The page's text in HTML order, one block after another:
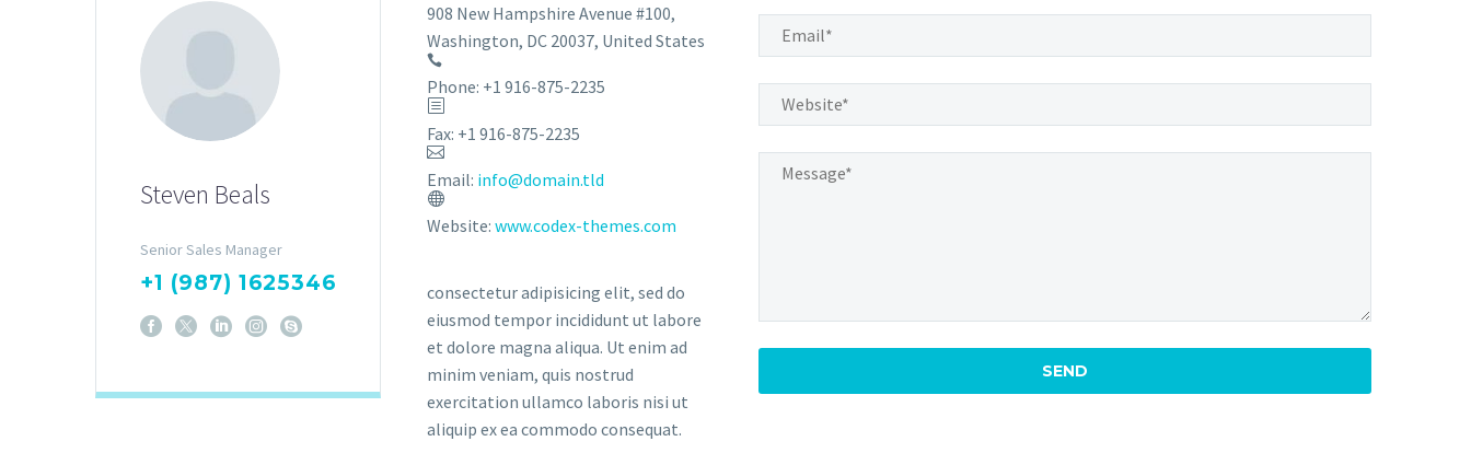
Steven Beals
Senior Sales Manager
+1 (987) 1625346
908 New Hampshire Avenue #100,
Washington, DC 20037, United States
Phone: +1 916-875-2235
Fax: +1 916-875-2235
Email: info@domain.tld
Website: www.codex-themes.com
consectetur adipisicing elit, sed do
eiusmod tempor incididunt ut labore
et dolore magna aliqua. Ut enim ad
minim veniam, quis nostrud
exercitation ullamco laboris nisi ut
aliquip ex ea commodo consequat.